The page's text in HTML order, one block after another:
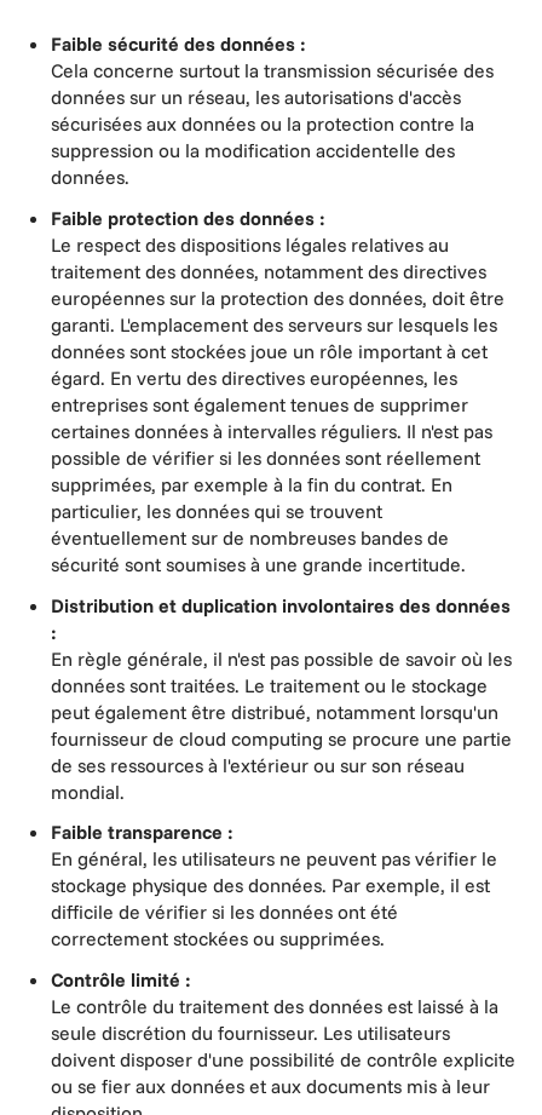
Faible sécurité des données :
Cela concerne surtout la transmission sécurisée des
données sur un réseau, les autorisations d'accès
sécurisées aux données ou la protection contre la
suppression ou la modification accidentelle des
données.
Faible protection des données :
Le respect des dispositions légales relatives au
traitement des données, notamment des directives
européennes sur la protection des données, doit être
garanti. L'emplacement des serveurs sur lesquels les
données sont stockées joue un rôle important à cet
égard. En vertu des directives européennes, les
entreprises sont également tenues de supprimer
certaines données à intervalles réguliers. Il n'est pas
possible de vérifier si les données sont réellement
supprimées, par exemple à la fin du contrat. En
particulier, les données qui se trouvent
éventuellement sur de nombreuses bandes de
sécurité sont soumises à une grande incertitude.
Distribution et duplication involontaires des données
:
En règle générale, il n'est pas possible de savoir où les
données sont traitées. Le traitement ou le stockage
peut également être distribué, notamment lorsqu'un
fournisseur de cloud computing se procure une partie
de ses ressources à l'extérieur ou sur son réseau
mondial.
Faible transparence :
En général, les utilisateurs ne peuvent pas vérifier le
stockage physique des données. Par exemple, il est
difficile de vérifier si les données ont été
correctement stockées ou supprimées.
Contrôle limité :
Le contrôle du traitement des données est laissé à la
seule discrétion du fournisseur. Les utilisateurs
doivent disposer d'une possibilité de contrôle explicite
ou se fier aux données et aux documents mis à leur